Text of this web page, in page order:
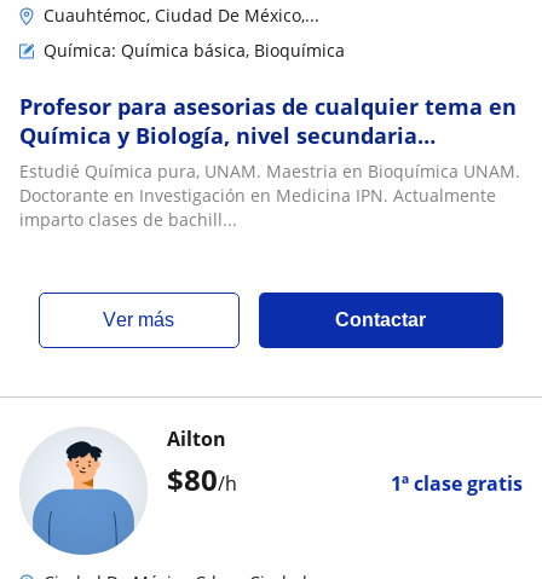
Cuauhtémoc, Ciudad De México,...
Química: Química básica, Bioquímica
Profesor para asesorias de cualquier tema en
Química y Biología, nivel secundaria
bachillerato y universidad. CLASES ONLINE Y
PRESENCIAL
Estudié Química pura, UNAM. Maestria en Bioquímica UNAM.
Doctorante en Investigación en Medicina IPN. Actualmente
imparto clases de bachill...
ver más Contactar
$80/h 1ª clase gratis
Ailton